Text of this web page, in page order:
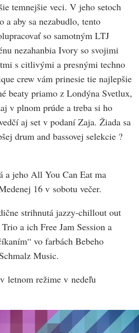
temnejšie veci. V jeho setoch
a aby sa nezabudlo, tento
so samotným LTJ
nezahanbia Ivory so svojimi
s citlivými a presnými techno
crew vám prinesie tie najlepšie
beaty priamo z Londýna Svetlux,
v plnom prúde a treba si ho
aj set v podaní Zaja. Žiada sa
drum and bassovej selekcie ?
a jeho All You Can Eat ma
16 v sobotu večer.
strihnutá jazzy-chillout out
a ich Free Jam Session a
vo farbách Bebeho
Music.
letnom režime v nedeľu